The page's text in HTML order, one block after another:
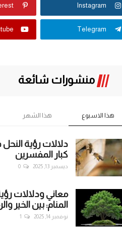
Instagram
Telegram
منشورات شائعة
هذا الاسبوع هذا الشهر
دلالات رؤية النحل
كبار المفسرين
ديسمبر 13, 2025 0
معاني ودلالات
المنام: بين الخير
نوفمبر 14, 2025 1